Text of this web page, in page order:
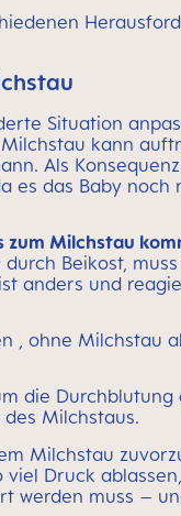
Situation
kann
Als
es das Baby
zum Milchstau
Beikost,
anders und
, ohne Milchstau
die Durchblutung
Milchstaus.
Milchstau
Druck
werden muss –